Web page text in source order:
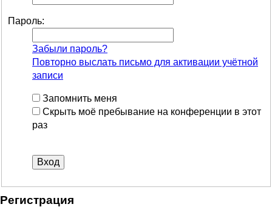
Пароль:
Забыли пароль?
Повторно выслать письмо для активации учётной
записи
Запомнить меня
Скрыть моё пребывание на конференции в этот
раз
Регистрация